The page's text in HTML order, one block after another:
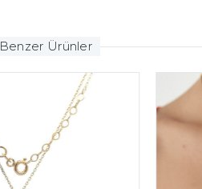
Benzer Ürünler